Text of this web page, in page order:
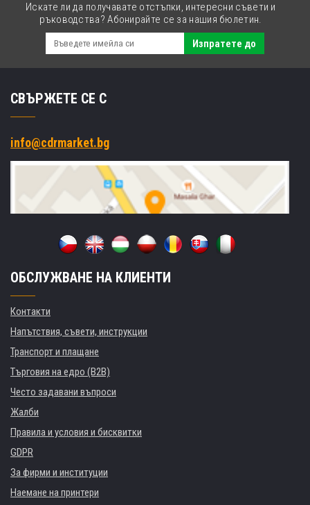
Искате ли да получавате отстъпки, интересни съвети и
ръководства? Абонирайте се за нашия бюлетин.
Изпратете до
СВЪРЖЕТЕ СЕ С
info@cdrmarket.bg
ОБСЛУЖВАНЕ НА КЛИЕНТИ
Контакти
Напътствия, съвети, инструкции
Транспорт и плащане
Търговия на едро (B2B)
Често задавани въпроси
Жалби
Правила и условия и бисквитки
GDPR
За фирми и институции
Наемане на принтери